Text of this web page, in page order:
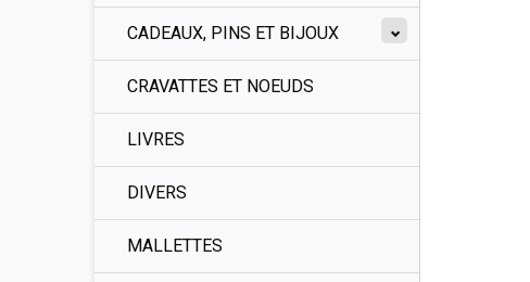
CADEAUX, PINS ET BIJOUX
CRAVATTES ET NOEUDS
LIVRES
DIVERS
MALLETTES